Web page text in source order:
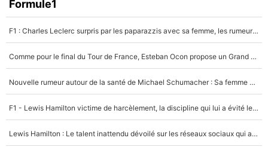
Formule1
F1 : Charles Leclerc surpris par les paparazzis avec sa femme, les rumeurs étaient vraies !
Comme pour le final du Tour de France, Esteban Ocon propose un Grand Prix de Formule 1 à Paris : «Autour de l’Arc de Triomphe, ce serait génial» !
Nouvelle rumeur autour de la santé de Michael Schumacher : Sa femme Corinna sort du silence
F1 - Lewis Hamilton victime de harcèlement, la discipline qui lui a évité le pire : «J'aurais probablement mal tourné»
Lewis Hamilton : Le talent inattendu dévoilé sur les réseaux sociaux qui a impressionné Kim Kardashian pendant leurs vacances en amoureux !